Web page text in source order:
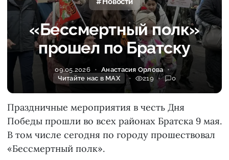
«Бессмертный полк»
прошел по Братску
09.05.2026
Анастасия Орлова
Читайте нас в MAX
219 0
Праздничные мероприятия в честь Дня
Победы прошли во всех районах Братска 9 мая.
В том числе сегодня по городу прошествовал
«Бессмертный полк».